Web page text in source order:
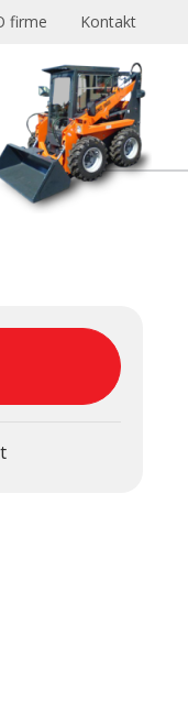
firme Kontakt